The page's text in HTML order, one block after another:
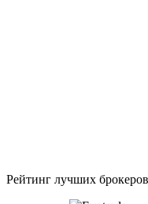
Рейтинг лучших